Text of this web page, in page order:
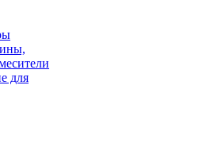
для